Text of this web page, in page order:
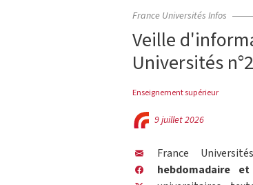
France Universités Infos
Veille
Universités
Enseignement supérieur
9 juillet 2026
France
hebdomadaire